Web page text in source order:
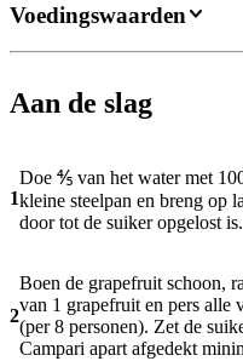
Aan de slag
1
Doe ⅘ van het water met
kleine steelpan en breng op
door tot de suiker opgelost is.
2
Boen de grapefruit schoon,
van 1 grapefruit en pers alle
(per 8 personen). Zet de
Campari apart afgedekt
Voedingswaarden